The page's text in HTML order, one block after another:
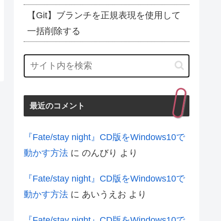
【Git】ブランチを正規表現を使用して
一括削除する
最近のコメント
『Fate/stay night』CD版をWindows10で
動かす方法 に のんびり より
『Fate/stay night』CD版をWindows10で
動かす方法 に あいうえお より